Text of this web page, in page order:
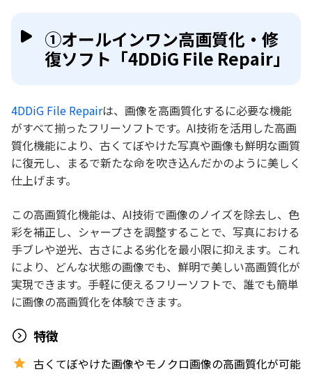
①オールインワン高画質化・修
復ソフト「4DDiG File Repair」
4DDiG File Repairは、画像を高画質化するに必要な機能
がすべて揃ったフリーソフトです。AI技術を活用した高画
質化機能により、古くてぼやけた写真や画像も鮮明な画質
に復元し、まるで新たな命を吹き込んだかのように美しく
仕上げます。
この高画質化機能は、AI技術で画像のノイズを除去し、色
彩を補正し、シャープさを調整することで、写真における
手ブレや逆光、古さによる劣化を最小限に抑えます。これ
により、どんな状態の画像でも、鮮明で美しい高画質化が
実現できます。手軽に使えるフリーソフトで、誰でも簡単
に画像の高画質化を体験できます。
特徴
古くてぼやけた画像やモノクロ画像の高画質化が可能